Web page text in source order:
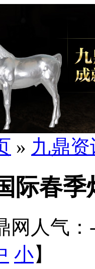
» 九鼎
际春
网 人气：
小】